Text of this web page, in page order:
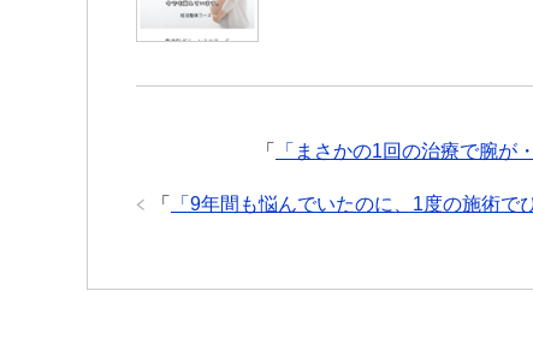
「 「まさかの1回の治療で腕が
「 「9年間も悩んでいたのに、1度の施術で